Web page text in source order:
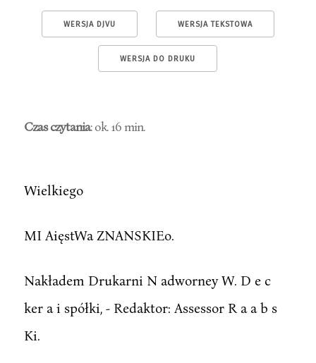
WERSJA DJVU WERSJA TEKSTOWA
WERSJA DO DRUKU
Czas czytania: ok. 16 min.
Wielkiego
MI AięstWa ZNANSKIEo.
Nakładem Drukarni N adworney W. D e c
ker a i spółki, - Redaktor: Assessor R a a b s
Ki.